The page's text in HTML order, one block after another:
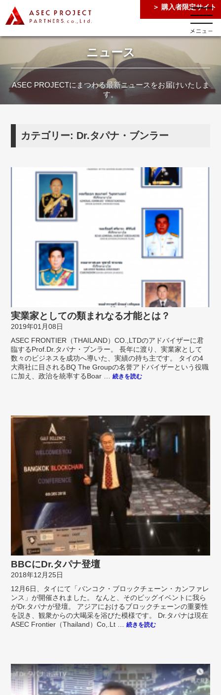
＞ 購入者限定サイト
ニュース
ASEC PROJECTにまつわる最新ニュースをお届けいたしま
す。
カテゴリー: Dr.タパナ・ブンラー
実業家としての類まれなる才能とは？
2019年01月08日
ASEC FRONTIER（THAILAND）CO.,LTDのアドバイザーに君
臨するProf.Dr.タパナ・ブンラー。 長年に渡り、実業家として
数々のビジネスを成功へ導いた、実績の持ち主です。 タイの4
大商社に目されるBQ The Groupの名誉アドバイザーという役職
に加え、政治を統率するBoar …続きを読む
BBCにDr.タパナ登壇
2018年12月25日
12月6日、タイにて「バンコク・ブロックチェーン・カンファレ
ンス」が開催されました。 なんと、そのビッグイベントに我ら
がDr.タパナが登壇。 アジアにおけるブロックチェーンの重要性
を説き、観衆からの大喝采を浴びた模様です。 Dr.タパナは現在
ASEC Frontier（Thailand）Co,.Lt …続きを読む